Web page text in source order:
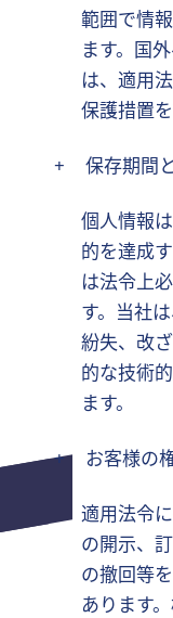
範囲で情
ます。国
は、適用
保護措置を
+ 保存期間
個人情報
的を達成
は法令上
す。当社
紛失、改
的な技術
ます。
+ お客様の
適用法令
の開示、
の撤回等
あります